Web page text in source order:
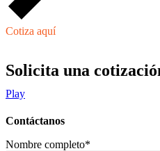
Cotiza aquí
Solicita una
Play
Contáctanos
Nombre completo*